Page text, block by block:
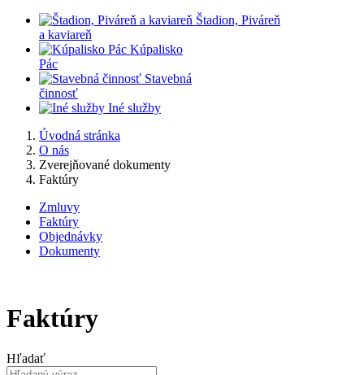
Štadion, Piváreň
a kaviareň
Kúpalisko
Pác
Stavebná
činnosť
Iné služby
Úvodná stránka
O nás
Zverejňované dokumenty
Faktúry
Zmluvy
Faktúry
Objednávky
Dokumenty
Faktúry
Hľadať